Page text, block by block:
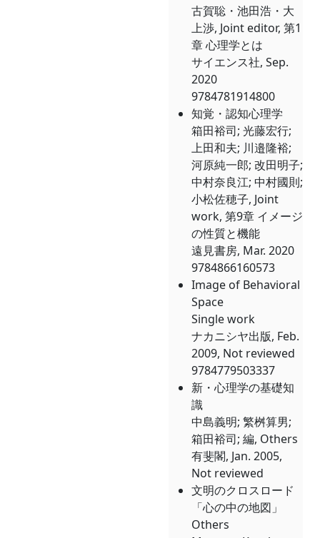
古賀聡・池田浩・大
上渉, Joint editor, 第1
章 心理学とは
サイエンス社, Sep.
2020
9784781914800
知覚・認知心理学
箱田裕司; 光藤宏行;
上田和夫; 川邉隆裕;
河原純一郎; 改田明子;
中村奈良江; 中村國則;
小松佐穂子, Joint
work, 第9章 イメージ
の性質と機能
遠見書房, Mar. 2020
9784866160573
Image of Behavioral
Space
Single work
ナカニシヤ出版, Feb.
2009, Not reviewed
9784779503337
新・心理学の基礎知
識
中島義明; 繁桝算男;
箱田裕司; 編, Others
有斐閣, Jan. 2005,
Not reviewed
文明のクロスロード
「心の中の地図」
Others